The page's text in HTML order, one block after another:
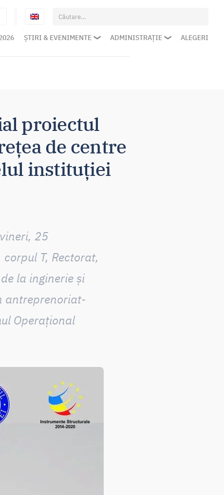
Caută
după:
ȘTIRI & EVENIMENTE ADMINISTRAȚIE ALEGERI
proiectul
de centre
instituției
25
T, Rectorat,
la inginerie și
antreprenoriat-
Operațional